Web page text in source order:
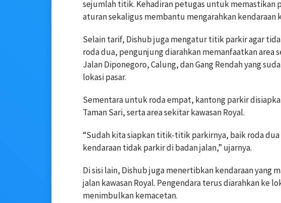
sejumlah titik. Kehadiran petugas untuk memastikan
aturan sekaligus membantu mengarahkan kendaraan
Selain tarif, Dishub juga mengatur titik parkir agar
roda dua, pengunjung diarahkan memanfaatkan area
Jalan Diponegoro, Calung, dan Gang Rendah yang
lokasi pasar.
Sementara untuk roda empat, kantong parkir
Taman Sari, serta area sekitar kawasan Royal.
“Sudah kita siapkan titik-titik parkirnya, baik roda
kendaraan tidak parkir di badan jalan,” ujarnya.
Di sisi lain, Dishub juga menertibkan kendaraan yang
jalan kawasan Royal. Pengendara terus diarahkan ke
menimbulkan kemacetan.